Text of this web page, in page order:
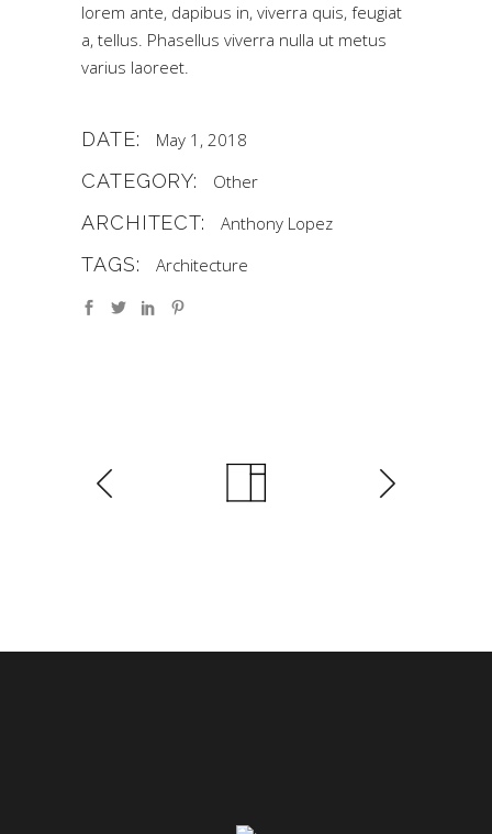
lorem ante, dapibus in, viverra quis, feugiat
a, tellus. Phasellus viverra nulla ut metus
varius laoreet.
DATE: May 1, 2018
CATEGORY: Other
ARCHITECT: Anthony Lopez
TAGS: Architecture